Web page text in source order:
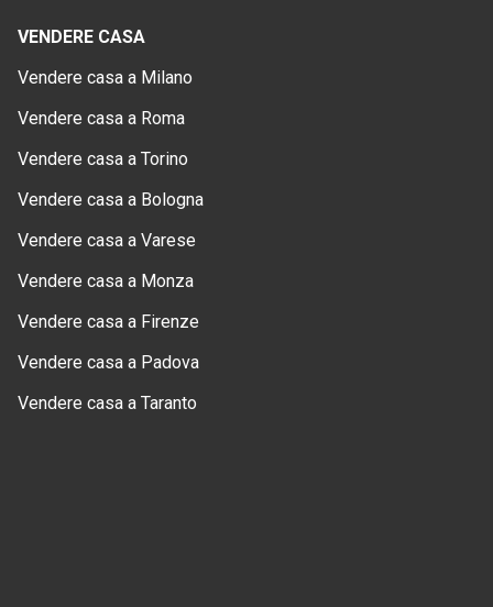
VENDERE CASA
Vendere casa a Milano
Vendere casa a Roma
Vendere casa a Torino
Vendere casa a Bologna
Vendere casa a Varese
Vendere casa a Monza
Vendere casa a Firenze
Vendere casa a Padova
Vendere casa a Taranto